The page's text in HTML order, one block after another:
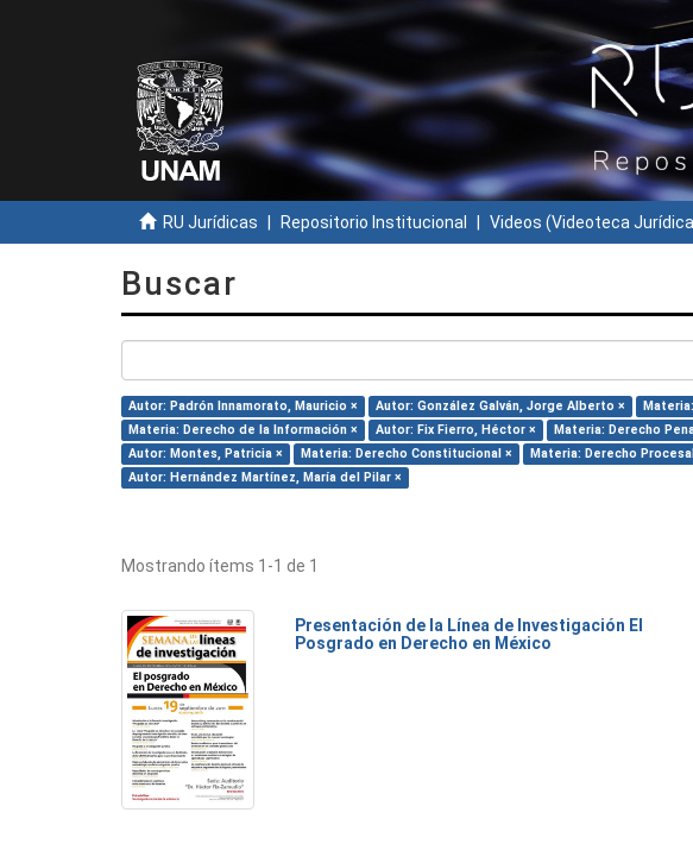
RU Jurídicas Repositorio Institucional Videos (Videoteca
Buscar
Autor: Padrón Innamorato, Mauricio × Autor: González Galván, Jorge Alberto ×
Materia: Derecho de la Información ×
Autor: Fix Fierro, Héctor × Materia: Derecho
Autor: Montes, Patricia ×
Materia: Derecho Constitucional × Materia: Derecho
Autor: Hernández Martínez, María del Pilar ×
Mostrando ítems 1-1 de 1
Presentación de la Línea de Investigación El
Posgrado en Derecho en México